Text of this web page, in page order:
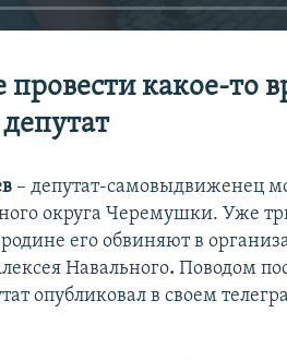
240p 360p
720p 1080p
какое-то
– депутат-самовыдвиженец
округа Черемушки. Уже
его обвиняют в
Навального. Поводом
опубликовал в своем